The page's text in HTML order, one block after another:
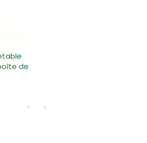
de